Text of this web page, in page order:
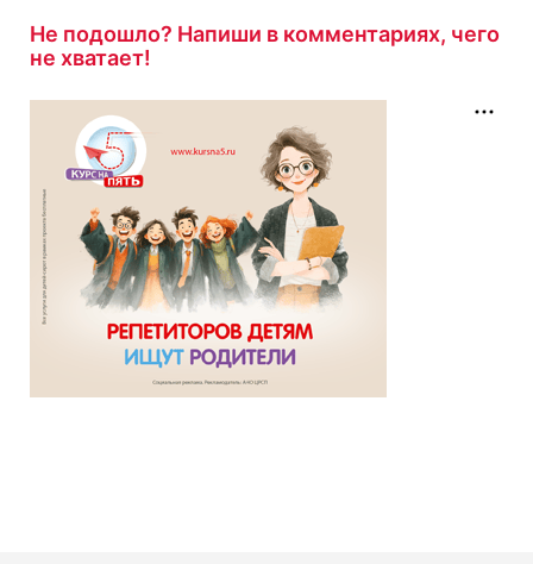
Не подошло? Напиши в комментариях, чего
не хватает!